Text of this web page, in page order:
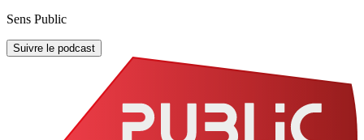
Sens Public
Suivre le podcast